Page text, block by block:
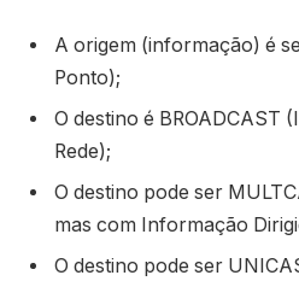
A origem (informação) é
Ponto);
O destino é BROADCAST
Rede);
O destino pode ser
mas com Informação
O destino pode ser